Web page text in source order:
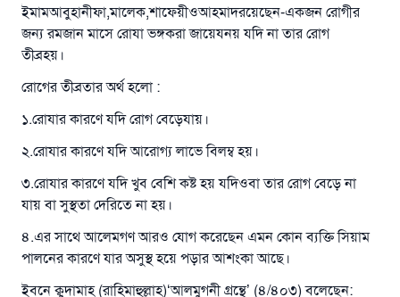
ইমামআবুহানীফা,মালেক,শাফেয়ীওআহমাদরয়েছেন-একজন রোগীর
জন্য রমজান মাসে রোযা ভঙ্গকরা জায়েযনয় যদি না তার রোগ
তীব্রহয়।
রোগের তীব্রতার অর্থ হলো :
১.রোযার কারণে যদি রোগ বেড়েযায়।
২.রোযার কারণে যদি আরোগ্য লাভে বিলম্ব হয়।
৩.রোযার কারণে যদি খুব বেশি কষ্ট হয় যদিওবা তার রোগ বেড়ে না
যায় বা সুস্থতা দেরিতে না হয়।
৪.এর সাথে আলেমগণ আরও যোগ করেছেন এমন কোন ব্যক্তি সিয়াম
পালনের কারণে যার অসুস্থ হয়ে পড়ার আশংকা আছে।
ইবনে ক্বুদামাহ (রাহিমাহুল্লাহ)‘আলমুগনী গ্রন্থে’ (৪/৪০৩) বলেছেন: